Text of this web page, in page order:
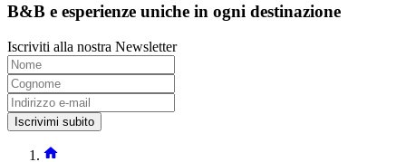
B&B e esperienze uniche in ogni destinazione
Iscriviti alla nostra Newsletter
Iscrivimi subito